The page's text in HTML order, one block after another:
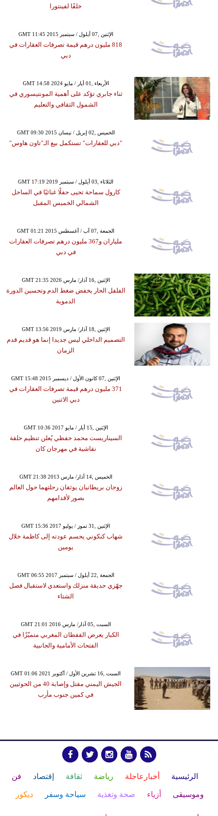
خلفًا لفينتورا
GMT 11:45 2015 الإثنين ,07 أيلول / سبتمبر
818 مليون درهم قيمة تصرفات العقارات في
دبي
GMT 14:58 2024 الأربعاء ,01 أيار / مايو
ثناء جابري تؤكد على أهمية المونتيسوري في
الشمول الثقافي والتعليم
GMT 09:30 2015 الخميس ,02 إبريل / نيسان
"دبي للعقارات" تستكمل بيع الـ"تاون هاوس"
GMT 17:19 2019 الثلاثاء ,03 أيلول / سبتمبر
كارول سماحة تحيى حفلًا غنائيًا في الساحل
الشمالي الخميس المقبل
GMT 01:21 2015 الجمعة ,07 آب / أغسطس
ملياران و367 مليون درهم تصرفات العقارات
في دبي
GMT 21:35 2026 الإثنين ,16 آذار/ مارس
الفلفل الحار يخفض ضغط الدم وتحسين الدورة
الدموية
GMT 13:56 2019 الإثنين ,18 آذار/ مارس
التصميم الداخلي ليس جديدا إنما هو قديم قدم
الزمان
GMT 15:48 2015 الإثنين ,07 كانون الأول / ديسمبر
371 مليون درهم قيمة تصرفات العقارات في
دبي الاثنين
GMT 10:36 2017 الإثنين ,15 أيار / مايو
السيناريست محمد حفظي يُعلن تنظيم حلقة
نقاشية في مهرجان كان
GMT 21:38 2013 الخميس ,14 آذار/ مارس
زوجان بريطانيان يوثقان رحلتهما حول العالم
بصور لأقدامهم
GMT 15:36 2017 الإثنين ,31 تموز / يوليو
شهاب كنكوني يحسم عودته إلى كاظمة خلال
يومين
GMT 06:55 2017 الجمعة ,22 أيلول / سبتمبر
جهّزي حديقة منزلك واستعدي لاستقبال فصل
الشتاء
GMT 21:01 2016 السبت ,05 آذار/ مارس
الكبار يعرض القفطان المغربي متميّزًا في
الفتحات الأمامية والجانبية
GMT 01:06 2021 السبت ,16 تشرين الأول / أكتوبر
الجيش اليمني مقتل وإصابة 40 من الحوثيين
في كمين جنوب مأرب
الرئيسية أخبارعاجلة رياضة ثقافة إقتصاد فن
وموسيقى أزياء صحة وتغذية سياحة وسفر ديكور